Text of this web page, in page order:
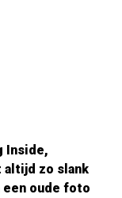
Inside,
zo slank
oude foto